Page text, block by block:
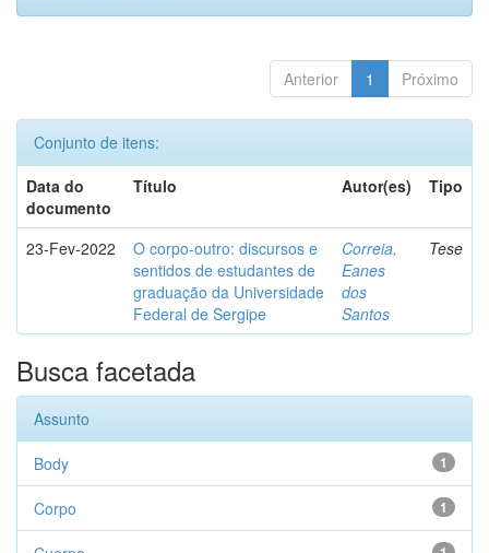
Anterior 1 Próximo
Conjunto de itens:
Data do
documento
Título Autor(es) Tipo
23-Fev-2022
O corpo-outro: discursos e
sentidos de estudantes de
graduação da Universidade
Federal de Sergipe
Correia,
Eanes
dos
Santos
Tese
Busca facetada
Assunto
1
Body
1
Corpo